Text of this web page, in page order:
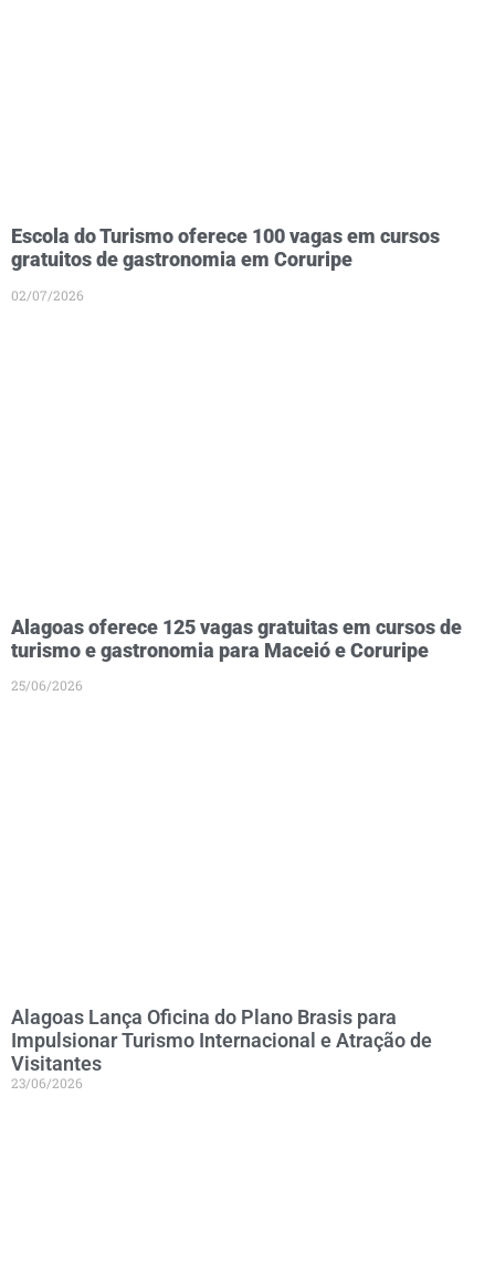
Escola do Turismo oferece 100 vagas em cursos
gratuitos de gastronomia em Coruripe
02/07/2026
Alagoas oferece 125 vagas gratuitas em cursos de
turismo e gastronomia para Maceió e Coruripe
25/06/2026
Alagoas Lança Oficina do Plano Brasis para
Impulsionar Turismo Internacional e Atração de
Visitantes
23/06/2026